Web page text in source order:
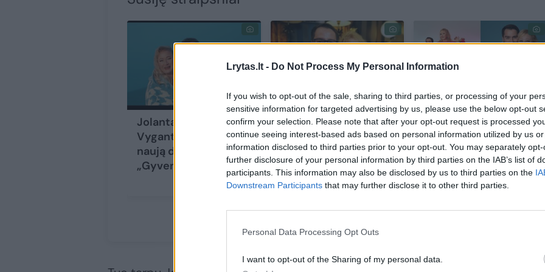
Lrytas.lt - Do Not Process My Personal Information
If you wish to opt-out of the sale, sharing to third parties, or processing of your
sensitive information for targeted advertising by us, please use the below opt-out
confirm your selection. Please note that after your opt-out request is processed
continue seeing interest-based ads based on personal information utilized by us
information disclosed to third parties prior to your opt-out. You may separately
further disclosure of your personal information by third parties on the IAB’s list of
participants. This information may also be disclosed by us to third parties on the
Downstream Participants that may further disclose it to other third parties.
Personal Data Processing Opt Outs
I want to opt-out of the Sharing of my personal data.
Jolanta ir Mantas
Vygantas pristato
naują dainą ir kviečia
„Gyventi ir mylėt“
M. Vygantas prabilo
apie skyrybas su 22-
ejais metais vyresne
J. Naruševičiūte:
„Norisi ramybės“(2)
Skirtingais keliais
pasuko M. Vygantas
ir 22 metais vyresnė
J. Naruševičiūtė:
„Atėjo permainų